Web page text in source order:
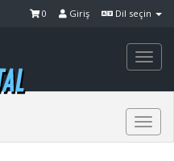
Dil seçin
Giriş
0